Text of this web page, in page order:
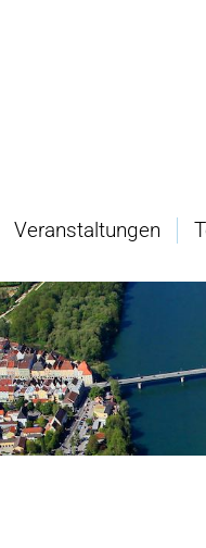
Veranstaltungen